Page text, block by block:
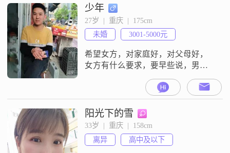
希望对方有孝心，三观端正，不打
冷战，不管遇到什么事情都能沟
通，还有就是异地恋不能太久，最
好能在一起相处，不需要你有多优
秀，只希望能找个会过日子的我平
时就是爱好跳舞，听音乐
少年
27岁  |  重庆  |  175cm
未婚
3001-5000元
希望女方，对家庭好，对父母好，
女方有什么要求，要早些说，男方
好准备，女方的要求标准是什么希
望女方，不要难为，男方家庭条
件，希望女方要求不，说话做事难
为，男方家庭吗，要早些告诉我，
女方家庭条件怎么样，女方有没有
男朋友，不能说谎，要说实话，要
告诉我，我不喜欢骗子，做女朋
阳光下的雪
33岁  |  重庆  |  158cm
离异
高中及以下